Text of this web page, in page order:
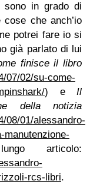
sono in grado di
che anch’io
potrei fare io si
già parlato di lui
finisce il libro
07/02/su-come-
) e Il
della notizia
08/01/alessandro-
manutenzione-
articolo:
rcs-libri.